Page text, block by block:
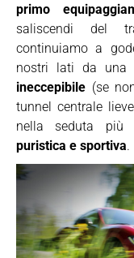
primo
saliscendi del
continuiamo a
nostri lati da una
ineccepibile (se
tunnel centrale
nella seduta più
puristica e sportiva.